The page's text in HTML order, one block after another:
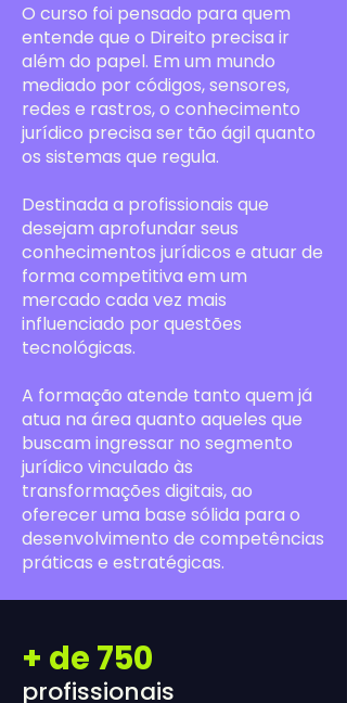
O curso foi pensado para quem
entende que o Direito precisa ir
além do papel. Em um mundo
mediado por códigos, sensores,
redes e rastros, o conhecimento
jurídico precisa ser tão ágil quanto
os sistemas que regula.
Destinada a profissionais que
desejam aprofundar seus
conhecimentos jurídicos e atuar de
forma competitiva em um
mercado cada vez mais
influenciado por questões
tecnológicas.
A formação atende tanto quem já
atua na área quanto aqueles que
buscam ingressar no segmento
jurídico vinculado às
transformações digitais, ao
oferecer uma base sólida para o
desenvolvimento de competências
práticas e estratégicas.
+ de 750
profissionais